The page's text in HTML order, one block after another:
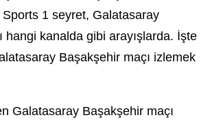
Sports 1 seyret, Galatasaray
hangi kanalda gibi arayışlarda. İşte
Başakşehir maçı izlemek
Galatasaray Başakşehir maçı